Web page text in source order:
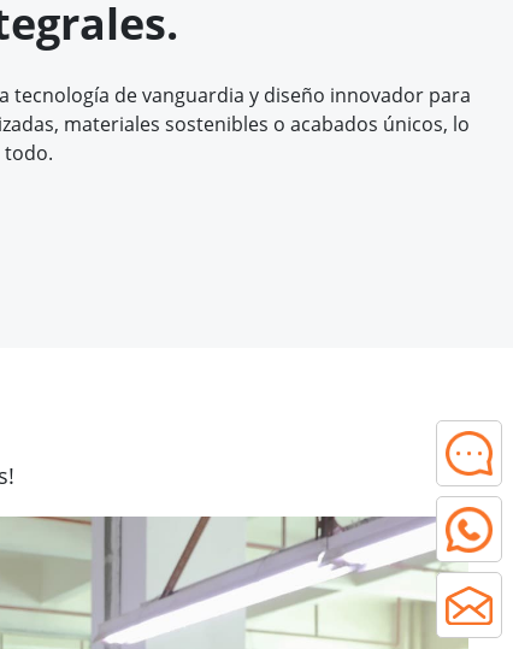
de vanguardia y diseño innovador para
materiales sostenibles o acabados únicos, lo
todo.